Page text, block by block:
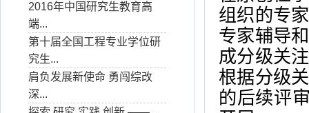
2016年中国研究生教育高
端...
第十届全国工程专业学位研
究生...
肩负发展新使命 勇闯综改
深...
组织的专
专家辅导
成分级关
根据分级
的后续评